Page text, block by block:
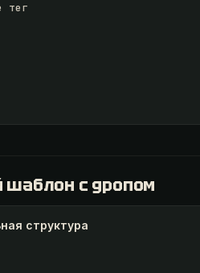
тег
с дропом
структура